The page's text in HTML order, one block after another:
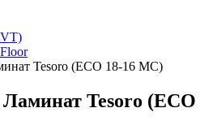
Tesoro (ECO 18-16 MC)
Tesoro (ECO